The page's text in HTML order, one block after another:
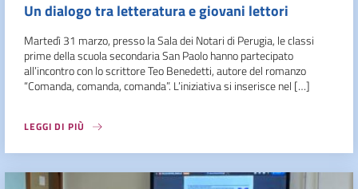
Un dialogo tra letteratura e giovani lettori
Martedì 31 marzo, presso la Sala dei Notari di Perugia, le classi
prime della scuola secondaria San Paolo hanno partecipato
all’incontro con lo scrittore Teo Benedetti, autore del romanzo
“Comanda, comanda, comanda”. L’iniziativa si inserisce nel […]
LEGGI DI PIÙ